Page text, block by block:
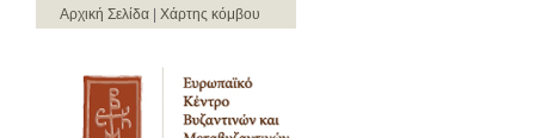
Αρχική Σελίδα Χάρτης κόμβου